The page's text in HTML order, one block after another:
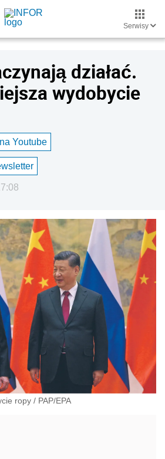
Serwisy
działać.
wydobycie
Youtube
ropy / PAP/EPA